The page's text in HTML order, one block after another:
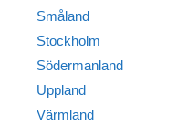
Småland
Stockholm
Södermanland
Uppland
Värmland